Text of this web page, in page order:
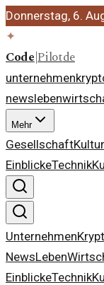
Donnerstag, 6.
✦
Code|Pilotde
unternehmen
newsleben
Mehr
GesellschaftKultur
EinblickeTechnik
Unternehmen
NewsLeben
EinblickeTechnik